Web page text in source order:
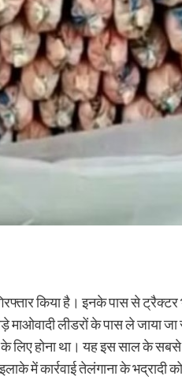
किया है। इनके पास से
माओवादी लीडरों के पास ले जाया
लिए होना था। यह इस साल के
में कार्रवाई तेलंगाना के भद्रादी